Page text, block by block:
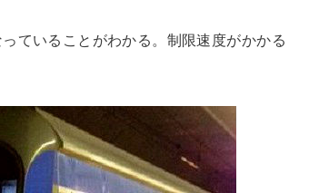
ていることがわかる。制限速度がかかる